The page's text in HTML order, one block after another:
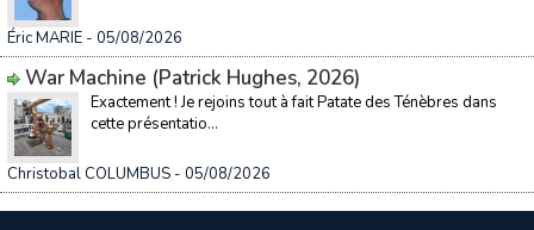
Éric MARIE - 05/08/2026
War Machine (Patrick Hughes, 2026)
Exactement ! Je rejoins tout à fait Patate des Ténèbres dans
cette présentatio...
Christobal COLUMBUS - 05/08/2026